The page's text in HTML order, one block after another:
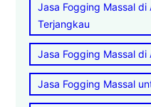
Jasa Fogging Massal di
Terjangkau
Jasa Fogging Massal di
Jasa Fogging Massal